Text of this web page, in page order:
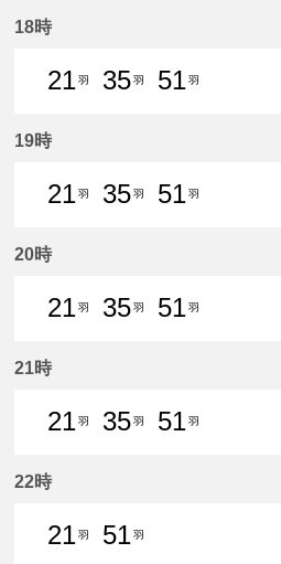
18時
21羽
35羽
51羽
19時
21羽
35羽
51羽
20時
21羽
35羽
51羽
21時
21羽
35羽
51羽
22時
21羽
51羽